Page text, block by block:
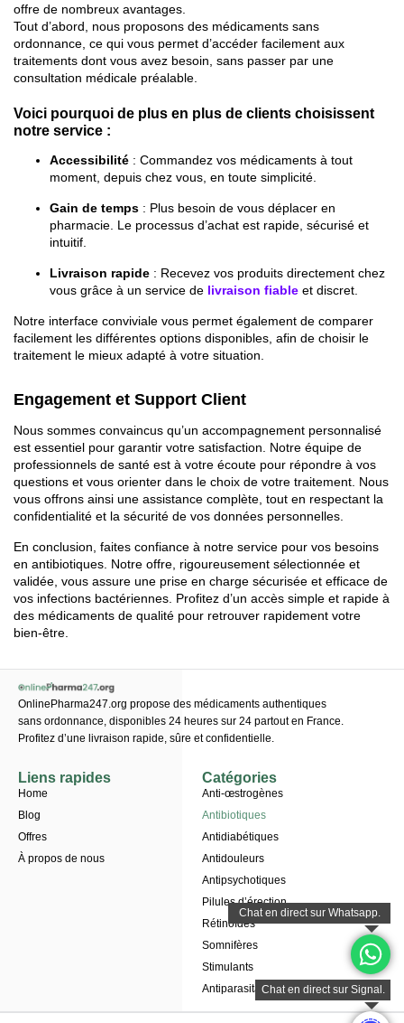
offre de nombreux avantages.
Tout d’abord, nous proposons des médicaments sans
ordonnance, ce qui vous permet d’accéder facilement aux
traitements dont vous avez besoin, sans passer par une
consultation médicale préalable.
Voici pourquoi de plus en plus de clients choisissent
notre service :
Accessibilité : Commandez vos médicaments à tout
moment, depuis chez vous, en toute simplicité.
Gain de temps : Plus besoin de vous déplacer en
pharmacie. Le processus d’achat est rapide, sécurisé et
intuitif.
Livraison rapide : Recevez vos produits directement chez
vous grâce à un service de livraison fiable et discret.
Notre interface conviviale vous permet également de comparer
facilement les différentes options disponibles, afin de choisir le
traitement le mieux adapté à votre situation.
Engagement et Support Client
Nous sommes convaincus qu’un accompagnement personnalisé
est essentiel pour garantir votre satisfaction. Notre équipe de
professionnels de santé est à votre écoute pour répondre à vos
questions et vous orienter dans le choix de votre traitement. Nous
vous offrons ainsi une assistance complète, tout en respectant la
confidentialité et la sécurité de vos données personnelles.
En conclusion, faites confiance à notre service pour vos besoins
en antibiotiques. Notre offre, rigoureusement sélectionnée et
validée, vous assure une prise en charge sécurisée et efficace de
vos infections bactériennes. Profitez d’un accès simple et rapide à
des médicaments de qualité pour retrouver rapidement votre
bien-être.
OnlinePharma247.org propose des médicaments authentiques
sans ordonnance, disponibles 24 heures sur 24 partout en France.
Profitez d’une livraison rapide, sûre et confidentielle.
Catégories
Anti-œstrogènes
Antibiotiques
Antidiabétiques
Antidouleurs
Antipsychotiques
Pilules d’érection
Rétinoïdes
Somnifères
Stimulants
Antiparasitaires
Liens rapides
Home
Blog
Offres
À propos de nous